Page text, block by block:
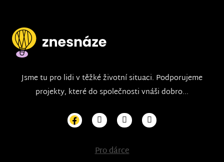
Jsme tu pro lidi v těžké životní situaci. Podporujeme
projekty, které do společnosti vnáši dobro...
Pro dárce